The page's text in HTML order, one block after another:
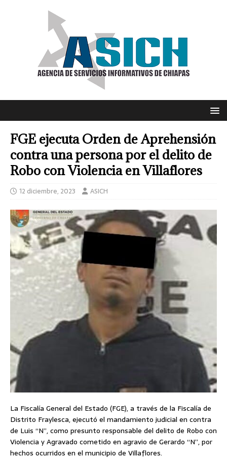
FGE ejecuta Orden de Aprehensión
contra una persona por el delito de
Robo con Violencia en Villaflores
12 diciembre, 2023 ASICH
La Fiscalía General del Estado (FGE), a través de la Fiscalía de
Distrito Fraylesca, ejecutó el mandamiento judicial en contra
de Luis “N”, como presunto responsable del delito de Robo con
Violencia y Agravado cometido en agravio de Gerardo “N”, por
hechos ocurridos en el municipio de Villaflores.